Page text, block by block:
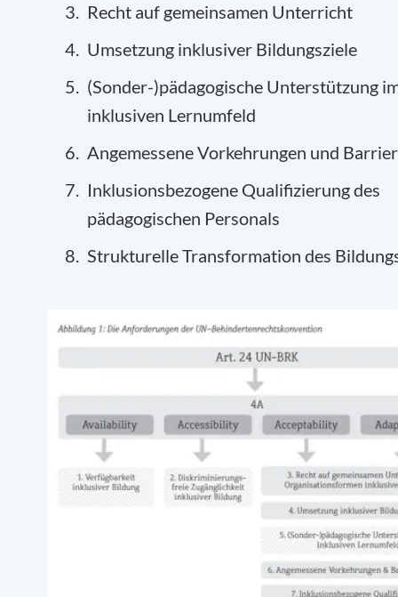
Recht auf gemeinsamen Unterricht
Umsetzung inklusiver Bildungsziele
(Sonder-)pädagogische Unterstützung
inklusiven Lernumfeld
Angemessene Vorkehrungen und
Inklusionsbezogene Qualifizierung des
pädagogischen Personals
Strukturelle Transformation des